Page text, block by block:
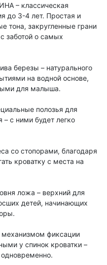
– классическая
до 3-4 лет. Простая и
тона, закругленные грани
заботой о самых
березы – натурального
на водной основе,
для малыша.
полозья для
– с ними будет легко
со стопорами, благодаря
кроватку с места на
ложа – верхний для
детей, начинающих
фиксации
у спинок кроватки –